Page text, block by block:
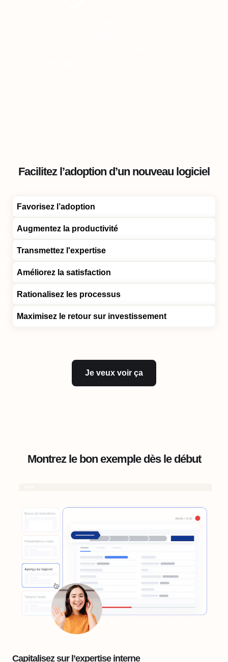
Facilitez l’adoption d’un nouveau logiciel
Favorisez l’adoption
Augmentez la productivité
Transmettez l'expertise
Améliorez la satisfaction
Rationalisez les processus
Maximisez le retour sur investissement
Je veux voir ça
Montrez le bon exemple dès le début
Capitalisez sur l’expertise interne